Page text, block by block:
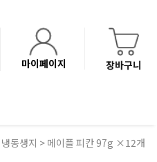
마이페이지 장바구니
냉동생지 > 메이플 피칸 97g ×12개